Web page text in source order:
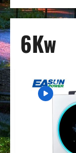
6Kw